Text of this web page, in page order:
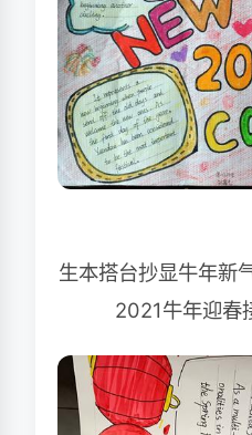
生本搭台抄显牛年新
2021牛年迎春